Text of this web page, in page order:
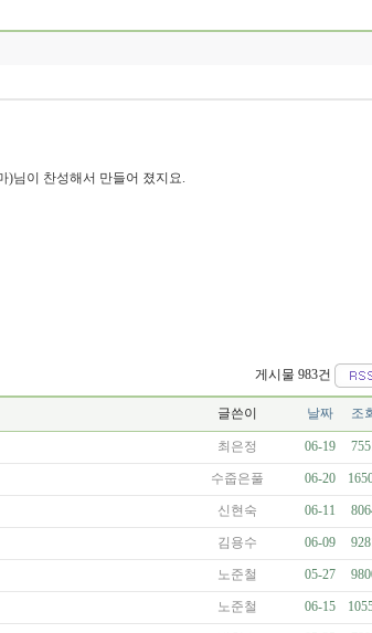
)님이 찬성해서 만들어 졌지요.
게시물 983건
글쓴이 날짜 조
최은정 06-19
수줍은풀 06-20
신현숙 06-11
김용수 06-09
노준철 05-27
노준철 06-15